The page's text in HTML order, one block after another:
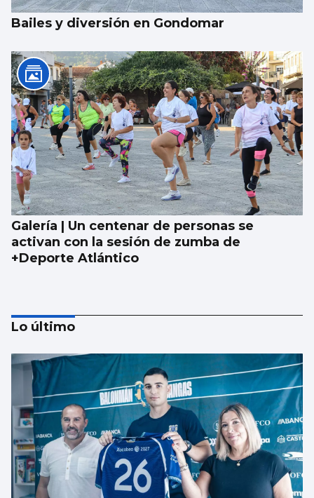
Bailes y diversión en Gondomar
Galería | Un centenar de personas se
activan con la sesión de zumba de
+Deporte Atlántico
ZUMBA
Deporte a ritmo de zumba
Lo último